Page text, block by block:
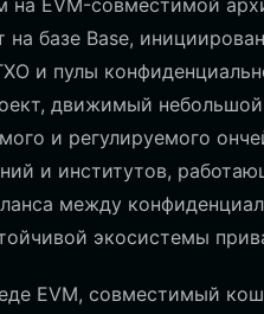
EVM-совместимой
на базе Base,
и пулы
движимый
и регулируемого
и институтов,
между
экосистемы
EVM, совместимый